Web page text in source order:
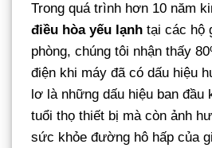
Trong quá trình hơn 10 năm
điều hòa yếu lạnh tại các hộ
phòng, chúng tôi nhận thấy
điện khi máy đã có dấu hiệu
lơ là những dấu hiệu ban đầu
tuổi thọ thiết bị mà còn ảnh
sức khỏe đường hô hấp của